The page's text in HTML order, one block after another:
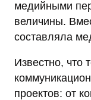
медийными
величины.
составляла
Известно, что
проектов: от